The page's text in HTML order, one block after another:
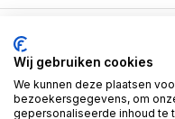
Informatie
Contact
Wij gebruiken cookies
We kunnen deze plaatsen
bezoekersgegevens, om
gepersonaliseerde inhoud te